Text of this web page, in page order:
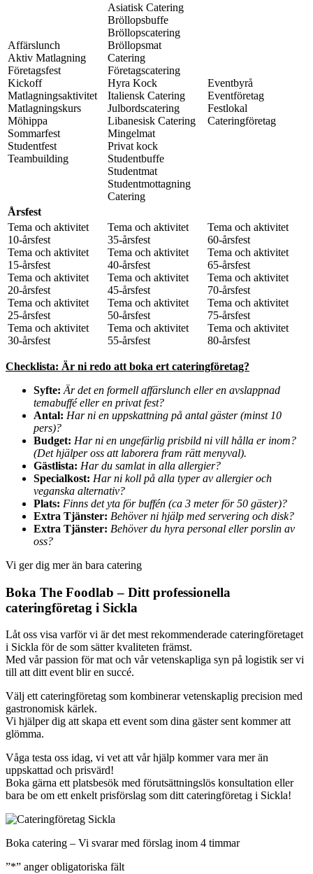
Affärslunch
Aktiv Matlagning
Företagsfest
Kickoff
Matlagningsaktivitet
Matlagningskurs
Möhippa
Sommarfest
Studentfest
Teambuilding
Asiatisk Catering
Bröllopsbuffe
Bröllopscatering
Bröllopsmat
Catering
Företagscatering
Hyra Kock
Italiensk Catering
Julbordscatering
Libanesisk Catering
Mingelmat
Privat kock
Studentbuffe
Studentmat
Studentmottagning
Catering
Eventbyrå
Eventföretag
Festlokal
Cateringföretag
Årsfest
Tema och aktivitet
10-årsfest
Tema och aktivitet
15-årsfest
Tema och aktivitet
20-årsfest
Tema och aktivitet
25-årsfest
Tema och aktivitet
30-årsfest
Tema och aktivitet
35-årsfest
Tema och aktivitet
40-årsfest
Tema och aktivitet
45-årsfest
Tema och aktivitet
50-årsfest
Tema och aktivitet
55-årsfest
Tema och aktivitet
60-årsfest
Tema och aktivitet
65-årsfest
Tema och aktivitet
70-årsfest
Tema och aktivitet
75-årsfest
Tema och aktivitet
80-årsfest
Checklista: Är ni redo att boka ert cateringföretag?
Syfte: Är det en formell affärslunch eller en avslappnad
temabuffé eller en privat fest?
Antal: Har ni en uppskattning på antal gäster (minst 10
pers)?
Budget: Har ni en ungefärlig prisbild ni vill hålla er inom?
(Det hjälper oss att laborera fram rätt menyval).
Gästlista: Har du samlat in alla allergier?
Specialkost: Har ni koll på alla typer av allergier och
veganska alternativ?
Plats: Finns det yta för buffén (ca 3 meter för 50 gäster)?
Extra Tjänster: Behöver ni hjälp med servering och disk?
Extra Tjänster: Behöver du hyra personal eller porslin av
oss?
Vi ger dig mer än bara catering
Boka The Foodlab – Ditt professionella
cateringföretag i Sickla
Låt oss visa varför vi är det mest rekommenderade cateringföretaget
i Sickla för de som sätter kvaliteten främst.
Med vår passion för mat och vår vetenskapliga syn på logistik ser vi
till att ditt event blir en succé.
Välj ett cateringföretag som kombinerar vetenskaplig precision med
gastronomisk kärlek.
Vi hjälper dig att skapa ett event som dina gäster sent kommer att
glömma.
Våga testa oss idag, vi vet att vår hjälp kommer vara mer än
uppskattad och prisvärd!
Boka gärna ett platsbesök med förutsättningslös konsultation eller
bara be om ett enkelt prisförslag som ditt cateringföretag i Sickla!
Boka catering – Vi svarar med förslag inom 4 timmar
”*” anger obligatoriska fält